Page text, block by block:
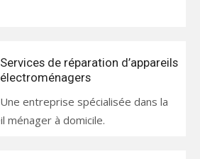
Services de réparation d’appareils
électroménagers
Une entreprise spécialisée dans la
ménager à domicile.